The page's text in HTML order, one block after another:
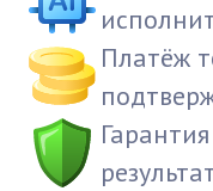
Платёж